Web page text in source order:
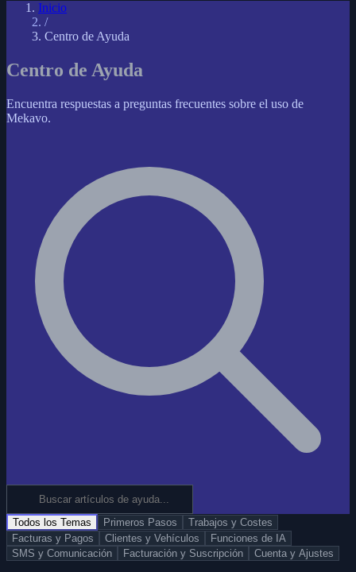
Inicio
/
Centro de Ayuda
Centro de Ayuda
Encuentra respuestas a preguntas frecuentes sobre el uso de
Mekavo.
Todos los Temas Primeros Pasos
Trabajos y Costes
Facturas y Pagos
Clientes y Vehículos
Funciones de IA
SMS y Comunicación
Facturación y Suscripción Cuenta y Ajustes